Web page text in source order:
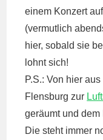
einem Konzert
(vermutlich
hier, sobald sie
lohnt sich!
P.S.: Von hier
Flensburg zur
geräumt und
Die steht immer